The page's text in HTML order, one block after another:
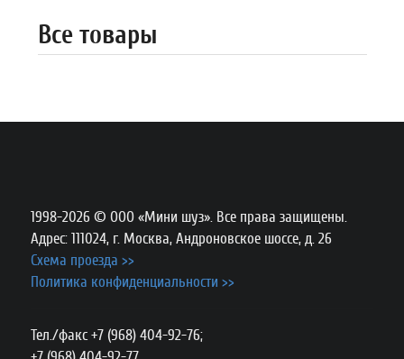
Все товары
1998-2026 © ООО «Мини шуз». Все права защищены.
Адрес: 111024, г. Москва, Андроновское шоссе, д. 26
Схема проезда >>
Политика конфиденциальности >>
Тел./факс +7 (968) 404-92-76;